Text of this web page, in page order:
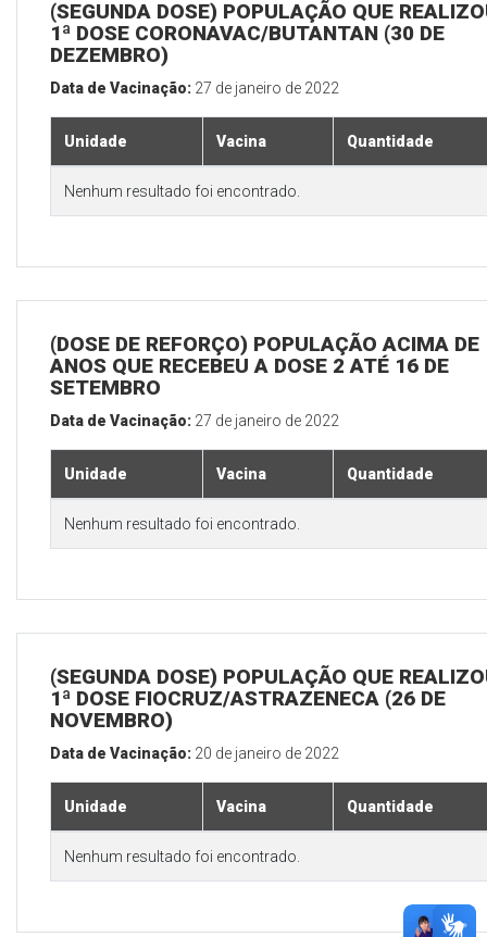
(SEGUNDA DOSE) POPULAÇÃO QUE
1ª DOSE CORONAVAC/BUTANTAN (30 DE
DEZEMBRO)
Data de Vacinação: 27 de janeiro de 2022
Unidade Vacina Quantidade
Nenhum resultado foi encontrado.
(DOSE DE REFORÇO) POPULAÇÃO ACIMA DE
ANOS QUE RECEBEU A DOSE 2 ATÉ 16 DE
SETEMBRO
Data de Vacinação: 27 de janeiro de 2022
Unidade Vacina Quantidade
Nenhum resultado foi encontrado.
(SEGUNDA DOSE) POPULAÇÃO QUE
1ª DOSE FIOCRUZ/ASTRAZENECA (26 DE
NOVEMBRO)
Data de Vacinação: 20 de janeiro de 2022
Unidade Vacina Quantidade
Nenhum resultado foi encontrado.